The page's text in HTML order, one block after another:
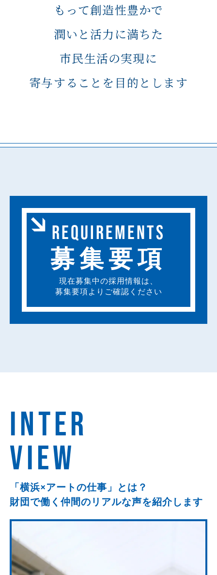
もって創造性豊かで
潤いと活力に満ちた
市民生活の実現に
寄与することを目的とします
REQUIREMENTS
募集要項
現在募集中の採用情報は、
募集要項よりご確認ください
INTER
VIEW
「横浜×アートの仕事」とは？
財団で働く仲間のリアルな声を紹介します